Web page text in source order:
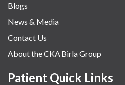
Blogs
News & Media
Contact Us
About the CKA Birla Group
Patient Quick Links